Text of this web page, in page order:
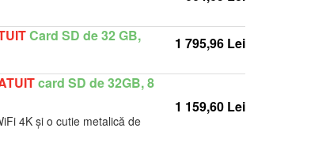
Card SD de 32 GB,
1 795,96 Lei
card SD de 32GB, 8
4K și o cutie metalică de
1 159,60 Lei